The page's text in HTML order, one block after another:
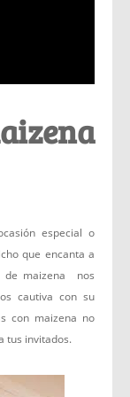
especial o
que encanta a
de maizena nos
cautiva con su
con maizena no
tus invitados.